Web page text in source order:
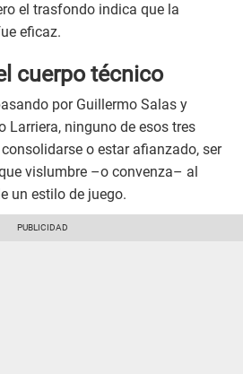
el trasfondo indica que la
eficaz.
cuerpo técnico
por Guillermo Salas y
Larriera, ninguno de esos tres
o estar afianzado, ser
vislumbre –o convenza– al
un estilo de juego.